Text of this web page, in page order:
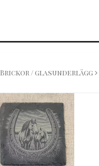
Brickor / glasunderlägg